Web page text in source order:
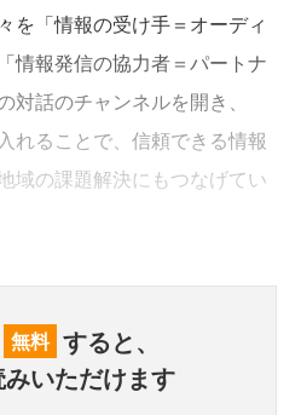
を「情報の受け手＝オーディ
情報発信の協力者＝パートナ
話のチャンネルを開き、
れることで、信頼できる情報
域の課題解決にもつなげてい
無料 すると、
いただけます